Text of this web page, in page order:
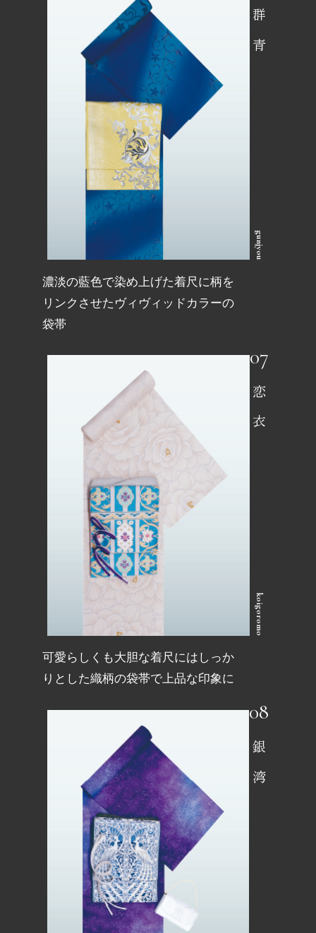
群青
gunjyou
濃淡の藍色で染め上げた着尺に柄を
リンクさせたヴィヴィッドカラーの
袋帯
恋衣
koigoromo
可愛らしくも大胆な着尺にはしっか
りとした織柄の袋帯で上品な印象に
銀湾